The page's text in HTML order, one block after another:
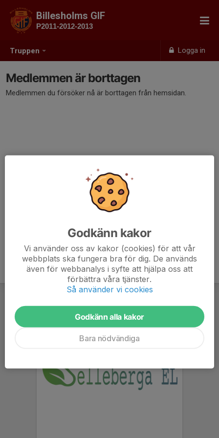
Truppen Logga in
Billesholms GIF
P2011-2012-2013
Medlemmen är borttagen
Medlemmen du försöker nå är borttagen från hemsidan.
Godkänn kakor
Vi använder oss av kakor (cookies) för att vår
webbplats ska fungera bra för dig. De används
även för webbanalys i syfte att hjälpa oss att
förbättra våra tjänster.
Så använder vi cookies
Godkänn alla kakor
Bara nödvändiga